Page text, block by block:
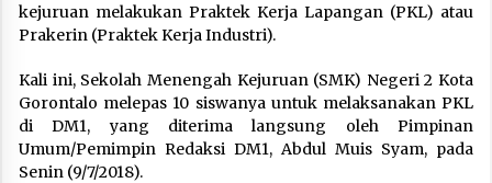
kejuruan melakukan Praktek Kerja Lapangan (PKL) atau
Prakerin (Praktek Kerja Industri).
Kali ini, Sekolah Menengah Kejuruan (SMK) Negeri 2 Kota
Gorontalo melepas 10 siswanya untuk melaksanakan PKL
di DM1, yang diterima langsung oleh Pimpinan
Umum/Pemimpin Redaksi DM1, Abdul Muis Syam, pada
Senin (9/7/2018).